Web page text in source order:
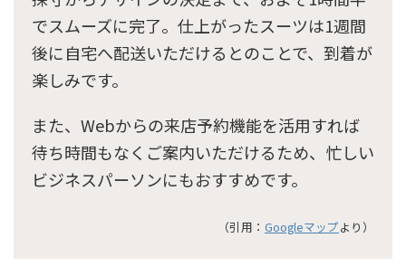
でスムーズに完了。仕上がったスーツは1週間
後に自宅へ配送いただけるとのことで、到着が
楽しみです。
また、Webからの来店予約機能を活用すれば
待ち時間もなくご案内いただけるため、忙しい
ビジネスパーソンにもおすすめです。
（引用： Googleマップより）